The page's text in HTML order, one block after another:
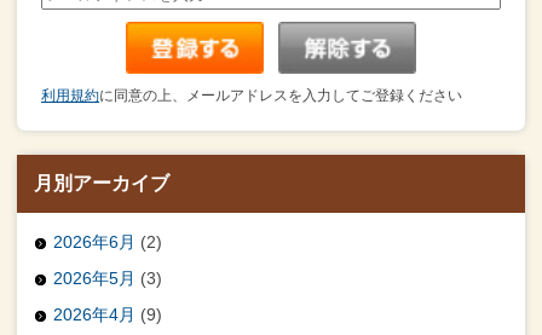
利用規約に同意の上、メールアドレスを入力してご登録ください
月別アーカイブ
2026年6月 (2)
2026年5月 (3)
2026年4月 (9)